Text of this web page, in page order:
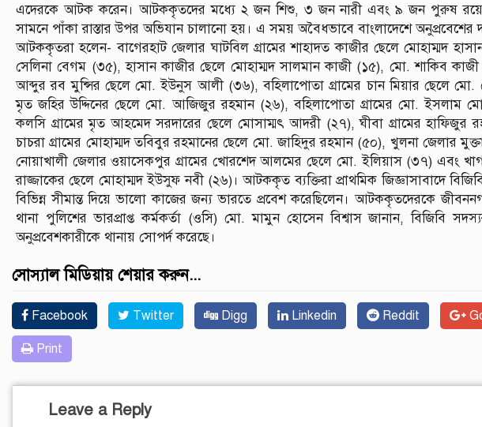
এদেরকে আটক করেন। আটককৃতদের মধ্যে ২ জন শিশু, ৩ জন নারী এবং ৯ জন পুরুষ
সামনে পাঁকা রাস্তার উপর অভিযান চালানো হয়। এ সময় অবৈধভাবে বাংলাদেশে
আটককৃতরা হলেন- বাগেরহাট জেলার ঘাটবিল গ্রামের শাহাদত কাজীর ছেলে মোহাম্মদ
সেলিনা বেগম (৩৫), হাসান কাজীর ছেলে মোহাম্মদ সালমান কাজী (১৫), মো. শাকিব
আব্দুর রব মুন্সির ছেলে মো. ইউনুস আলী (৩৬), বহিলাপোতা গ্রামের চান মিয়ার ছেলে মো.
মৃত জহির উদ্দিনের ছেলে মো. আজিজুর রহমান (২৬), বহিলাপোতা গ্রামের মো. ইসলাম
কলসি গ্রামের মৃত আহমেদ সরদারের ছেলে মোসাম্মৎ আদরী (২৭), ঘীবা গ্রামের
চাচরা গ্রামের মোহাম্মদ তবিবুর রহমানের ছেলে মো. জাহিদুর রহমান (৫০), খুলনা জেলার
নোয়াখালী জেলার ওয়াসেকপুর গ্রামের খোরশেদ আলমের ছেলে মো. ইলিয়াস (৩৭) এবং
রাজ্জাকের ছেলে মোহাম্মদ ইউসুফ নবী (২৬)। আটককৃত ব্যক্তিরা প্রাথমিক জিজ্ঞাসাবাদে
বিভিন্ন সীমান্ত দিয়ে ভালো কাজের জন্য ভারতে প্রবেশ করেছিলেন। আটককৃতদেরকে
থানা পুলিশের ভারপ্রাপ্ত কর্মকর্তা (ওসি) মো. মামুন হোসেন বিশ্বাস জানান, বিজিবি
অনুপ্রবেশকারীকে থানায় সোপর্দ করেছে।
সোস্যাল মিডিয়ায় শেয়ার করুন...
Facebook Twitter Digg Linkedin Reddit
Print
Leave a Reply